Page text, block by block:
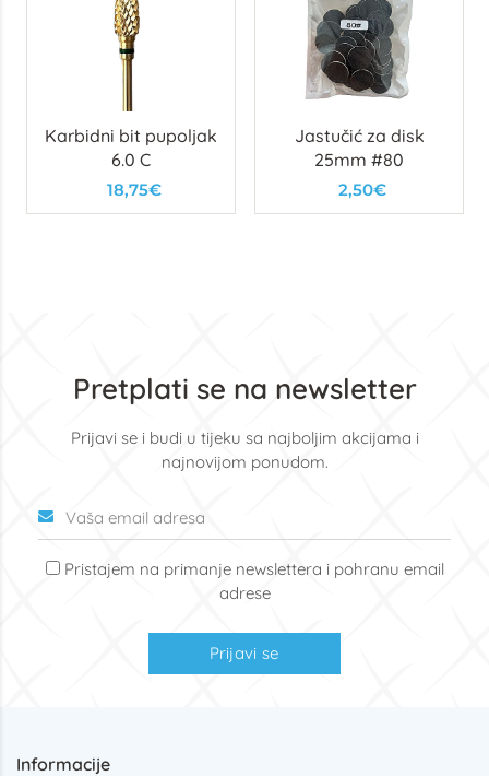
Karbidni bit pupoljak
6.0 C
18,75€
Jastučić za disk
25mm #80
2,50€
Pretplati se na newsletter
Prijavi se i budi u tijeku sa najboljim akcijama i
najnovijom ponudom.
Pristajem na primanje newslettera i pohranu email
adrese
Prijavi se
Informacije